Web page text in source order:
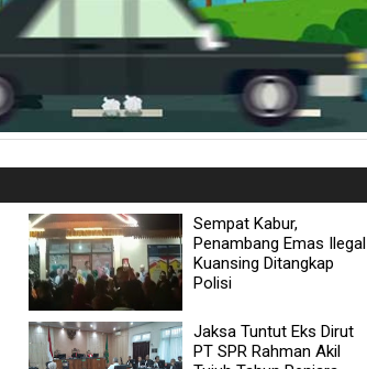
Sempat Kabur,
Penambang Emas Ilegal
Kuansing Ditangkap
Polisi
Jaksa Tuntut Eks Dirut
PT SPR Rahman Akil